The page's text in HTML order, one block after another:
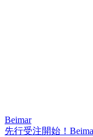
Beimar
先行受注開始！